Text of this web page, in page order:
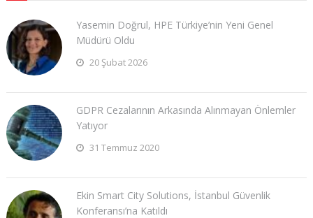
Yasemin Doğrul, HPE Türkiye’nin Yeni Genel
Müdürü Oldu
20 Şubat 2026
GDPR Cezalarının Arkasında Alınmayan Önlemler
Yatıyor
31 Temmuz 2020
Ekin Smart City Solutions, İstanbul Güvenlik
Konferansı’na Katıldı